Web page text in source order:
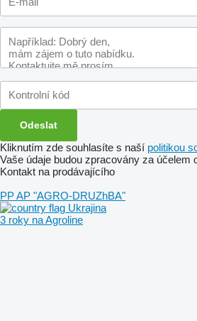
Kliknutím zde souhlasíte s naší politikou
Vaše údaje budou zpracovány za účelem
Kontakt na prodávajícího
PP AP "AGRO-DRUZhBA"
Ukrajina
3 roky na Agroline